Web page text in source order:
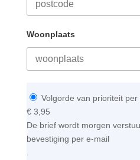
Woonplaats
Volgorde van prioriteit per
€ 3,95
De brief wordt morgen
bevestiging per e-mail
.